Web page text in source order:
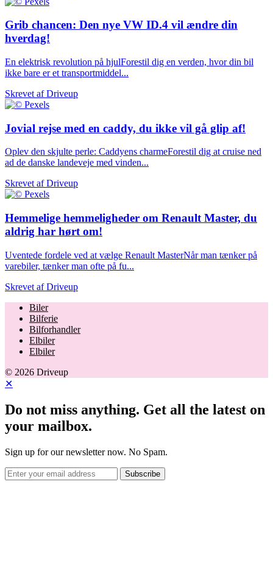
Grib chancen: Den nye VW ID.4 vil ændre din
hverdag!
En elektrisk revolution på hjulForestil dig en verden, hvor din bil
ikke bare er et transportmiddel...
Skrevet afDriveup
Jovial rejse med en caddy, du ikke vil gå glip af!
Oplev den skjulte perle: Caddyens charmeForestil dig at cruise ned
ad de danske landeveje med vinden...
Skrevet afDriveup
Hemmelige hemmeligheder om Renault Master, du
aldrig har hørt om!
Uventede fordele ved at vælge Renault MasterNår man tænker på
varebiler, tænker man ofte på fu...
Skrevet afDriveup
Biler
Bilferie
Bilforhandler
Elbiler
Elbiler
© 2026 Driveup
✕
Do not miss anything. Get all the latest on
your mailbox.
Sign up for our newsletter now. No Spam.